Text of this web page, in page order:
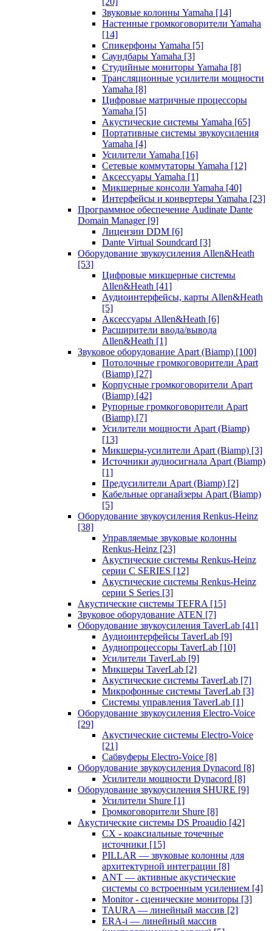
Звуковые колонны Yamaha [14]
Настенные громкоговорители Yamaha
[14]
Спикерфоны Yamaha [5]
Саундбары Yamaha [3]
Студийные мониторы Yamaha [8]
Трансляционные усилители мощности
Yamaha [8]
Цифровые матричные процессоры
Yamaha [5]
Акустические системы Yamaha [65]
Портативные системы звукоусиления
Yamaha [4]
Усилители Yamaha [16]
Сетевые коммутаторы Yamaha [12]
Аксессуары Yamaha [1]
Микшерные консоли Yamaha [40]
Интерфейсы и конвертеры Yamaha [23]
Программное обеспечение Audinate Dante
Domain Manager [9]
Лицензии DDM [6]
Dante Virtual Soundcard [3]
Оборудование звукоусиления Allen&Heath
[53]
Цифровые микшерные системы
Allen&Heath [41]
Аудиоинтерфейсы, карты Allen&Heath
[5]
Аксессуары Allen&Heath [6]
Расширители ввода/вывода
Allen&Heath [1]
Звуковое оборудование Apart (Biamp) [100]
Потолочные громкоговорители Apart
(Biamp) [27]
Корпусные громкоговорители Apart
(Biamp) [42]
Рупорные громкоговорители Apart
(Biamp) [7]
Усилители мощности Apart (Biamp)
[13]
Микшеры-усилители Apart (Biamp) [3]
Источники аудиосигнала Apart (Biamp)
[1]
Предусилители Apart (Biamp) [2]
Кабельные органайзеры Apart (Biamp)
[5]
Оборудование звукоусиления Renkus-Heinz
[38]
Управляемые звуковые колонны
Renkus-Heinz [23]
Акустические системы Renkus-Heinz
серии C SERIES [12]
Акустические системы Renkus-Heinz
серии S Series [3]
Акустические системы TEFRA [15]
Звуковое оборудование ATEN [7]
Оборудование звукоусиления TaverLab [41]
Аудиоинтерфейсы TaverLab [9]
Аудиопроцессоры TaverLab [10]
Усилители TaverLab [9]
Микшеры TaverLab [2]
Акустические системы TaverLab [7]
Микрофонные системы TaverLab [3]
Системы управления TaverLab [1]
Оборудование звукоусиления Electro-Voice
[29]
Акустические системы Electro-Voice
[21]
Сабвуферы Electro-Voice [8]
Оборудование звукоусиления Dynacord [8]
Усилители мощности Dynacord [8]
Оборудование звукоусиления SHURE [9]
Усилители Shure [1]
Громкоговорители Shure [8]
Акустические системы DS Proaudio [42]
CX - коаксиальные точечные
источники [15]
PILLAR — звуковые колонны для
архитектурной интеграции [8]
ANT — активные акустические
системы со встроенным усилением [4]
Monitor - сценические мониторы [3]
TAURA — линейный массив [2]
ERA-i — линейный массив